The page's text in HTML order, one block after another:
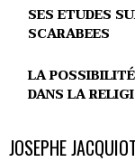
SES ETUDES
SCARABEES
LA
DANS LA
JOSEPHE